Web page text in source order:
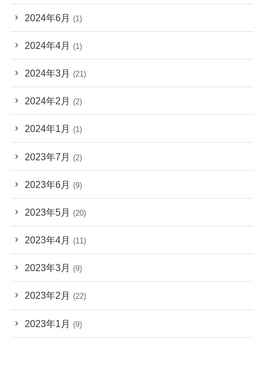
2024年6月 (1)
2024年4月 (1)
2024年3月 (21)
2024年2月 (2)
2024年1月 (1)
2023年7月 (2)
2023年6月 (9)
2023年5月 (20)
2023年4月 (11)
2023年3月 (9)
2023年2月 (22)
2023年1月 (9)